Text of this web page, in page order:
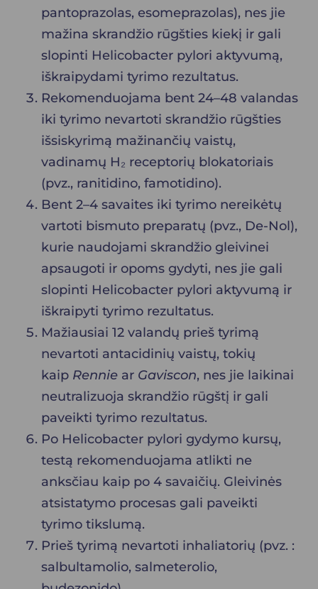
pantoprazolas, esomeprazolas), nes jie
mažina skrandžio rūgšties kiekį ir gali
slopinti Helicobacter pylori aktyvumą,
iškraipydami tyrimo rezultatus.
Rekomenduojama bent 24–48 valandas
iki tyrimo nevartoti skrandžio rūgšties
išsiskyrimą mažinančių vaistų,
vadinamų H₂ receptorių blokatoriais
(pvz., ranitidino, famotidino).
Bent 2–4 savaites iki tyrimo nereikėtų
vartoti bismuto preparatų (pvz., De-Nol),
kurie naudojami skrandžio gleivinei
apsaugoti ir opoms gydyti, nes jie gali
slopinti Helicobacter pylori aktyvumą ir
iškraipyti tyrimo rezultatus.
Mažiausiai 12 valandų prieš tyrimą
nevartoti antacidinių vaistų, tokių
kaip Rennie ar Gaviscon, nes jie laikinai
neutralizuoja skrandžio rūgštį ir gali
paveikti tyrimo rezultatus.
Po Helicobacter pylori gydymo kursų,
testą rekomenduojama atlikti ne
anksčiau kaip po 4 savaičių. Gleivinės
atsistatymo procesas gali paveikti
tyrimo tikslumą.
Prieš tyrimą nevartoti inhaliatorių (pvz. :
salbultamolio, salmeterolio,